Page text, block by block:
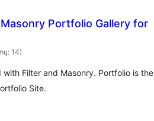
Portfolio Gallery for
14)
Filter and Masonry. Portfolio is the
Site.